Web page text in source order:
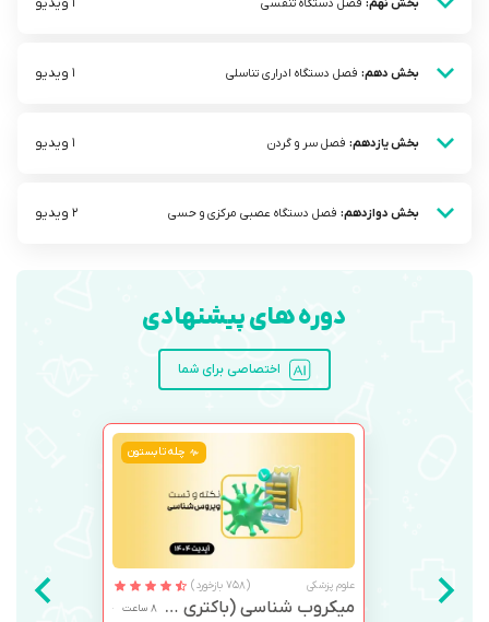
بخش نهم: فصل دستگاه تنفسی
بخش دهم: فصل دستگاه ادراری تناسلی 1 ویدیو
بخش یازدهم: فصل سر و گردن 1 ویدیو
بخش دوازدهم: فصل دستگاه عصبی مرکزی و حسی 2 ویدیو
دوره های پیشنهادی
اختصاصی برای شما
چله تابستون
علوم پزشکی (758 بازخورد)
میکروب شناسی (باکتری و ویروس) 8 ساعت